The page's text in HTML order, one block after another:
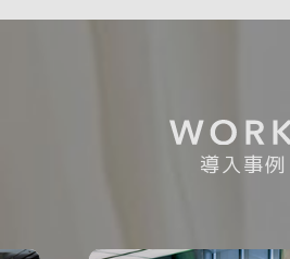
導入事例